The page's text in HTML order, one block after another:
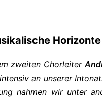
zweiten Chorleiter
an unserer
nahmen wir unter